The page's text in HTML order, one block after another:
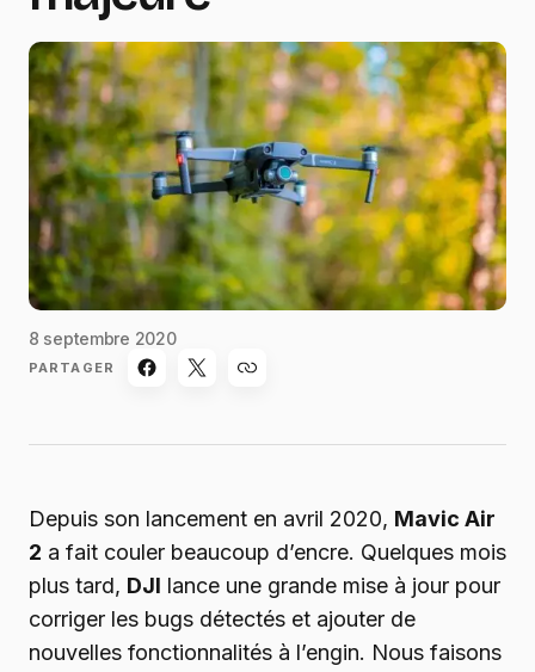
8 septembre 2020
PARTAGER
Depuis son lancement en avril 2020, Mavic Air
2 a fait couler beaucoup d’encre. Quelques mois
plus tard, DJI lance une grande mise à jour pour
corriger les bugs détectés et ajouter de
nouvelles fonctionnalités à l’engin. Nous faisons